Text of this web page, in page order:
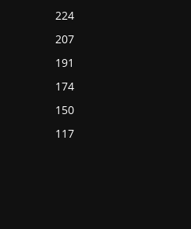
224
207
191
174
150
117